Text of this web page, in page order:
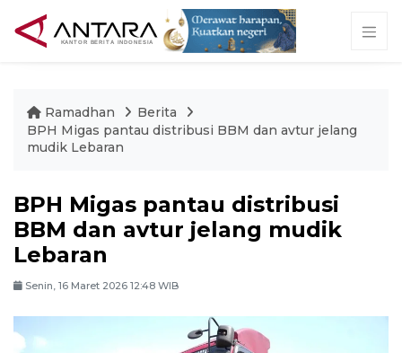
Ramadhan
Berita
BPH Migas pantau distribusi BBM dan avtur jelang
mudik Lebaran
BPH Migas pantau distribusi
BBM dan avtur jelang mudik
Lebaran
Senin, 16 Maret 2026 12:48 WIB